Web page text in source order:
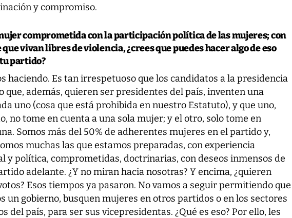
y compromiso.
comprometida con la participación política de las mujeres; con
vivan libres de violencia, ¿crees que puedes hacer algo de eso
partido?
haciendo. Es tan irrespetuoso que los candidatos a la presidencia
que, además, quieren ser presidentes del país, inventen una
uno (cosa que está prohibida en nuestro Estatuto), y que uno,
no tome en cuenta a una sola mujer; y el otro, solo tome en
Somos más del 50% de adherentes mujeres en el partido y,
muchas las que estamos preparadas, con experiencia
y política, comprometidas, doctrinarias, con deseos inmensos de
adelante. ¿Y no miran hacia nosotras? Y encima, ¿quieren
Esos tiempos ya pasaron. No vamos a seguir permitiendo que
un gobierno, busquen mujeres en otros partidos o en los sectores
del país, para ser sus vicepresidentas. ¿Qué es eso? Por ello, les